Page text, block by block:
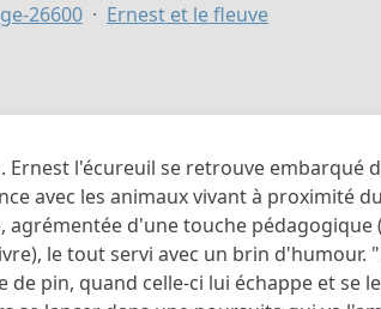
26600 Ernest et le fleuve
Ernest l'écureuil se retrouve embarqué
avec les animaux vivant à proximité
agrémentée d'une touche pédagogique
le tout servi avec un brin d'humour.
pin, quand celle-ci lui échappe et se